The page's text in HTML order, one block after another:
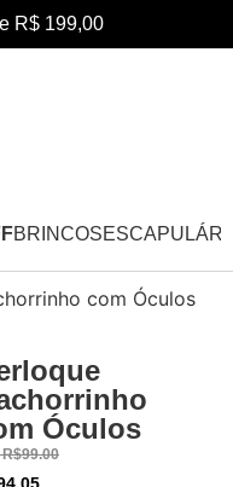
R$ 199,00
BRINCOS
com Óculos
Óculos
R$99.00